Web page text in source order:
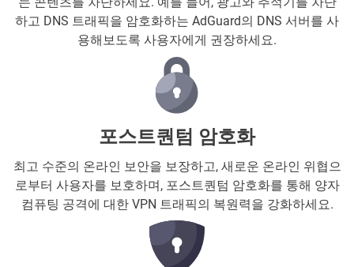
하고 DNS 트래픽을 암호화하는 AdGuard의 DNS 서버를 사
용해보도록 사용자에게 권장하세요.
포스트퀀텀 암호화
최고 수준의 온라인 보안을 보장하고, 새로운 온라인 위협으
로부터 사용자를 보호하며, 포스트퀀텀 암호화를 통해 양자
컴퓨팅 공격에 대한 VPN 트래픽의 복원력을 강화하세요.